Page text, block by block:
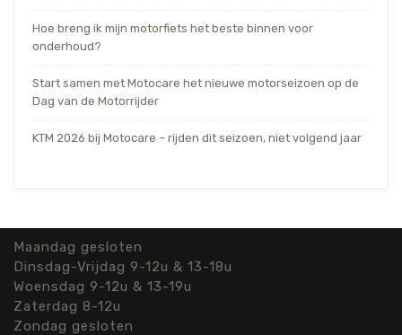
Hoe breng ik mijn motorfiets het beste binnen voor
onderhoud?
Start samen met Motocare het nieuwe motorseizoen op de
Dag van de Motorrijder
KTM 2026 bij Motocare – rijden dit seizoen, niet volgend jaar
Maandag gesloten
Dinsdag-Vrijdag 9-12u & 13-18u
Woensdag 9-12u & 13-19u
Zaterdag 8-12u
Zondag gesloten